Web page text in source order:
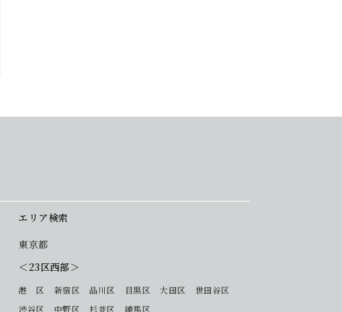
エリア検索
東京都
＜23区西部＞
港 区 新宿区 品川区 目黒区 大田区
世田谷区
渋谷区
中野区 杉並区 練馬区